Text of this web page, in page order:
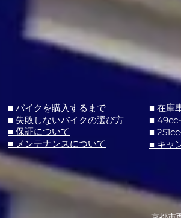
■ バイクを購入するまで
■ 失敗しないバイクの選び方
■ 保証について
■ メンテナンスについて
■ 在庫
■
■
■ キャ